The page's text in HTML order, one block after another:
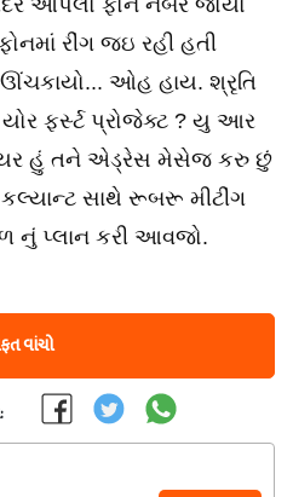
ફોન નંબર જોયો
રીંગ જઇ રહી હતી
ઊંચકાયો... ઓહ હાય. શ્રૃતિ
યોર ફર્સ્ટ પ્રોજેક્ટ ? યુ આર
હું તને એડ્રેસ મેસેજ કરુ છું
કલ્યાન્ટ સાથે રૂબરૂ મીટીંગ
પ્લાન કરી આવજો.
વાંચો